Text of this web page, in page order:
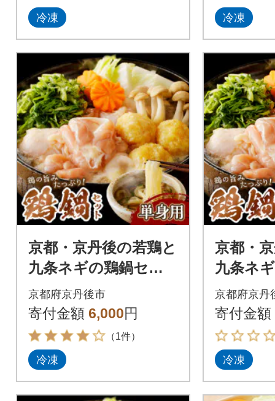
冷凍 冷凍
京都・京丹後の若鶏と
九条ネギの鶏鍋セッ
ト(1人前 単身用セッ
ト)特製出汁とうどん
付き鍋セット! 冷凍
京都府京丹後市
寄付金額 6,000円
（1件）
冷凍
京都・
九条ネ
ト(6～8
ー用)特
ん付き
京都府京丹
寄付金額
冷凍